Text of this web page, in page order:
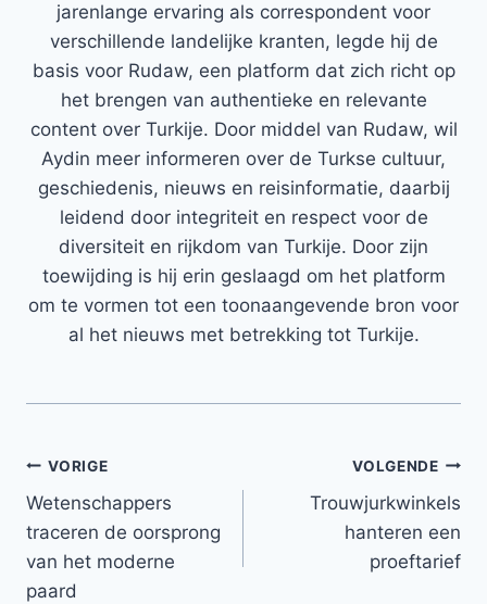
jarenlange ervaring als correspondent voor
verschillende landelijke kranten, legde hij de
basis voor Rudaw, een platform dat zich richt op
het brengen van authentieke en relevante
content over Turkije. Door middel van Rudaw, wil
Aydin meer informeren over de Turkse cultuur,
geschiedenis, nieuws en reisinformatie, daarbij
leidend door integriteit en respect voor de
diversiteit en rijkdom van Turkije. Door zijn
toewijding is hij erin geslaagd om het platform
om te vormen tot een toonaangevende bron voor
al het nieuws met betrekking tot Turkije.
Bericht
navigatie
VORIGE
Wetenschappers
traceren de oorsprong
van het moderne
paard
VOLGENDE
Trouwjurkwinkels
hanteren een
proeftarief